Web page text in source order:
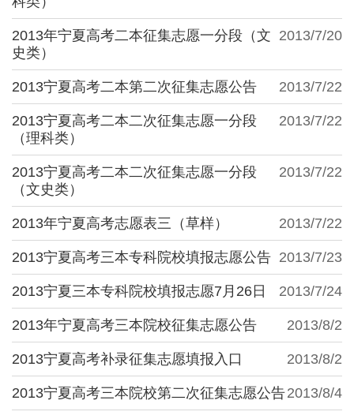
2013/7/20
2013年宁夏高考二本征集志愿一分段（文
史类）
2013/7/22
2013宁夏高考二本第二次征集志愿公告
2013/7/22
2013宁夏高考二本二次征集志愿一分段
（理科类）
2013/7/22
2013宁夏高考二本二次征集志愿一分段
（文史类）
2013/7/22
2013年宁夏高考志愿表三（草样）
2013/7/23
2013宁夏高考三本专科院校填报志愿公告
2013/7/24
2013宁夏三本专科院校填报志愿7月26日
2013/8/2
2013年宁夏高考三本院校征集志愿公告
2013/8/2
2013宁夏高考补录征集志愿填报入口
2013/8/4
2013宁夏高考三本院校第二次征集志愿公告